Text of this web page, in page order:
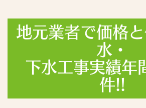
地元業者で価格
水・
下水工事実績
件!!